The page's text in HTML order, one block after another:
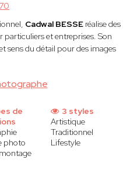
Cadwal BESSE réalise des
particuliers et entreprises. Son
sens du détail pour des images
de
photo
3 styles
Artistique
Traditionnel
Lifestyle